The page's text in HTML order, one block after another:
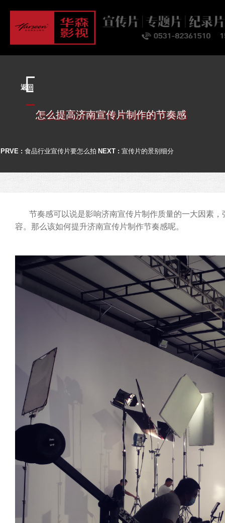
返回
怎么提高济南宣传片制作的节奏感
PRVE :食品行业宣传片要怎么拍 NEXT : 宣传片的景别细分
节奏感可以说是影响济南宣传片制作质量的一大因素，
容。那么该如何提升济南宣传片制作节奏感呢。